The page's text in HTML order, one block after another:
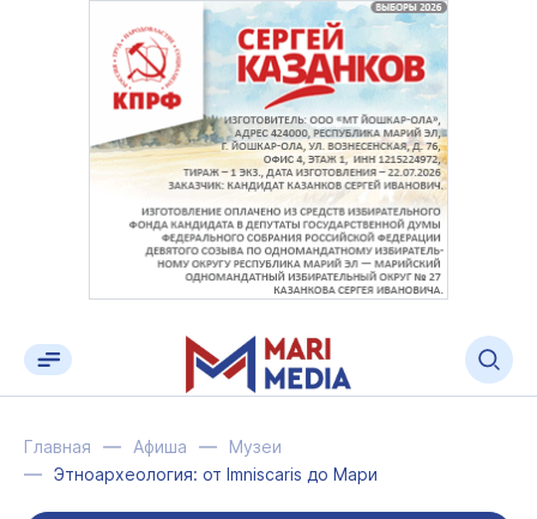
Главная Афиша
Музеи
Этноархеология: от Imniscaris до Мари